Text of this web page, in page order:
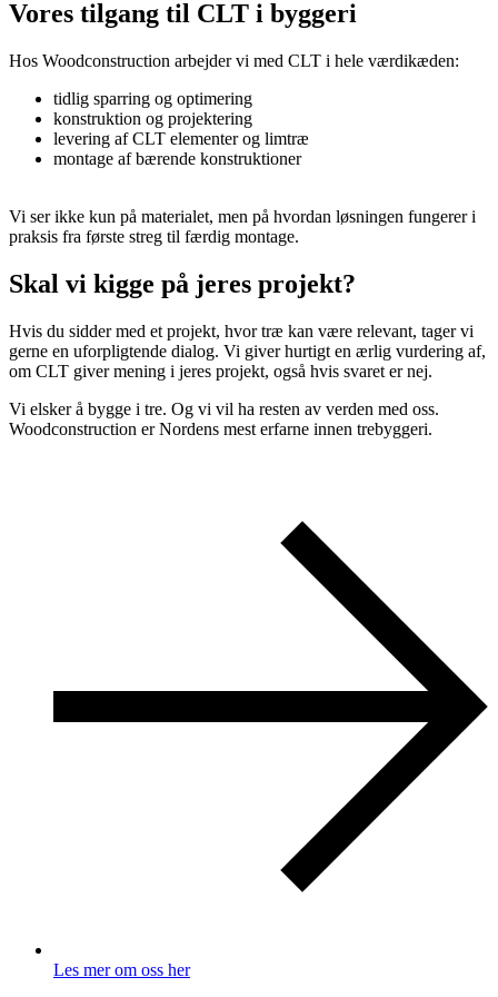
Vores tilgang til CLT i byggeri
Hos Woodconstruction arbejder vi med CLT i hele værdikæden:
tidlig sparring og optimering
konstruktion og projektering
levering af CLT elementer og limtræ
montage af bærende konstruktioner
Vi ser ikke kun på materialet, men på hvordan løsningen fungerer i
praksis fra første streg til færdig montage.
Skal vi kigge på jeres projekt?
Hvis du sidder med et projekt, hvor træ kan være relevant, tager vi
gerne en uforpligtende dialog. Vi giver hurtigt en ærlig vurdering af,
om CLT giver mening i jeres projekt, også hvis svaret er nej.
Vi elsker å bygge i tre. Og vi vil ha resten av verden med oss.
Woodconstruction er Nordens mest erfarne innen trebyggeri.
Les mer om oss her